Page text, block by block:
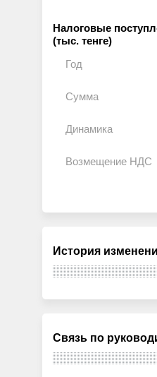
Налоговые
(тыс. тенге)
История
Связь по